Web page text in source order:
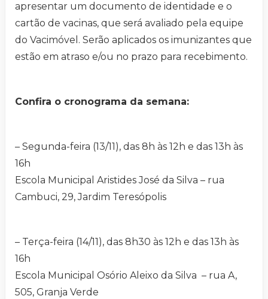
apresentar um documento de identidade e o
cartão de vacinas, que será avaliado pela equipe
do Vacimóvel. Serão aplicados os imunizantes que
estão em atraso e/ou no prazo para recebimento.
Confira o cronograma da semana:
– Segunda-feira (13/11), das 8h às 12h e das 13h às
16h
Escola Municipal Aristides José da Silva – rua
Cambuci, 29, Jardim Teresópolis
– Terça-feira (14/11), das 8h30 às 12h e das 13h às
16h
Escola Municipal Osório Aleixo da Silva – rua A,
505, Granja Verde